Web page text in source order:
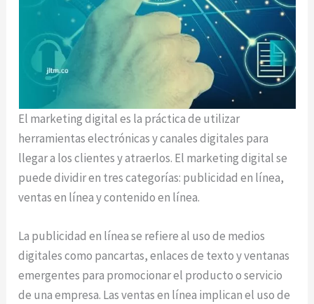
El marketing digital es la práctica de utilizar
herramientas electrónicas y canales digitales para
llegar a los clientes y atraerlos. El marketing digital se
puede dividir en tres categorías: publicidad en línea,
ventas en línea y contenido en línea.
La publicidad en línea se refiere al uso de medios
digitales como pancartas, enlaces de texto y ventanas
emergentes para promocionar el producto o servicio
de una empresa. Las ventas en línea implican el uso de